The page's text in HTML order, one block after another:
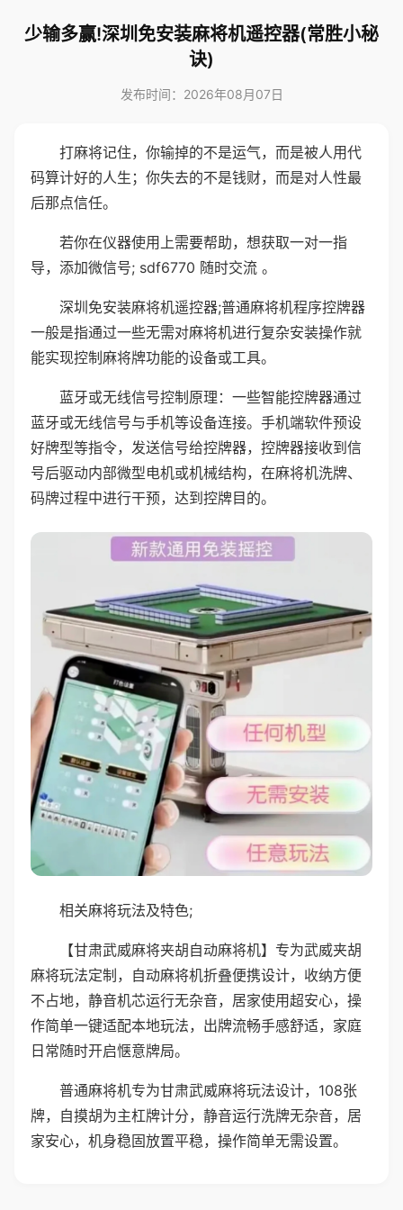
少输多赢!深圳免安装麻将机遥控器(常胜小秘
诀)
发布时间：2026年08月07日
打麻将记住，你输掉的不是运气，而是被人用代
码算计好的人生；你失去的不是钱财，而是对人性最
后那点信任。
若你在仪器使用上需要帮助，想获取一对一指
导，添加微信号; sdf6770 随时交流 。
深圳免安装麻将机遥控器;普通麻将机程序控牌器
一般是指通过一些无需对麻将机进行复杂安装操作就
能实现控制麻将牌功能的设备或工具。
蓝牙或无线信号控制原理：一些智能控牌器通过
蓝牙或无线信号与手机等设备连接。手机端软件预设
好牌型等指令，发送信号给控牌器，控牌器接收到信
号后驱动内部微型电机或机械结构，在麻将机洗牌、
码牌过程中进行干预，达到控牌目的。
相关麻将玩法及特色;
【甘肃武威麻将夹胡自动麻将机】专为武威夹胡
麻将玩法定制，自动麻将机折叠便携设计，收纳方便
不占地，静音机芯运行无杂音，居家使用超安心，操
作简单一键适配本地玩法，出牌流畅手感舒适，家庭
日常随时开启惬意牌局。
普通麻将机专为甘肃武威麻将玩法设计，108张
牌，自摸胡为主杠牌计分，静音运行洗牌无杂音，居
家安心，机身稳固放置平稳，操作简单无需设置。